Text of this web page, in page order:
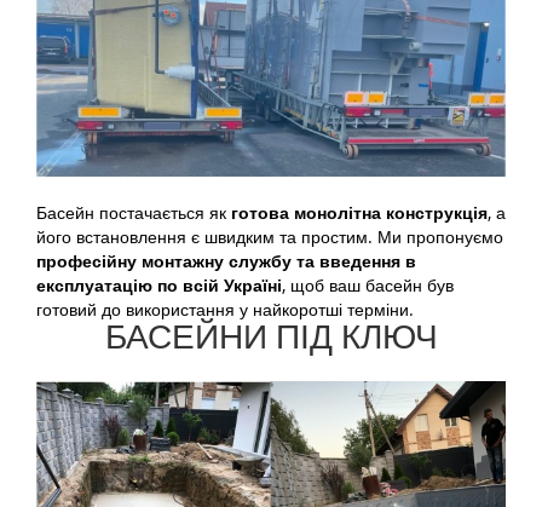
Басейн постачається як готова монолітна конструкція, а
його встановлення є швидким та простим. Ми пропонуємо
професійну монтажну службу та введення в
експлуатацію по всій Україні, щоб ваш басейн був
готовий до використання у найкоротші терміни.
БАСЕЙНИ ПІД КЛЮЧ